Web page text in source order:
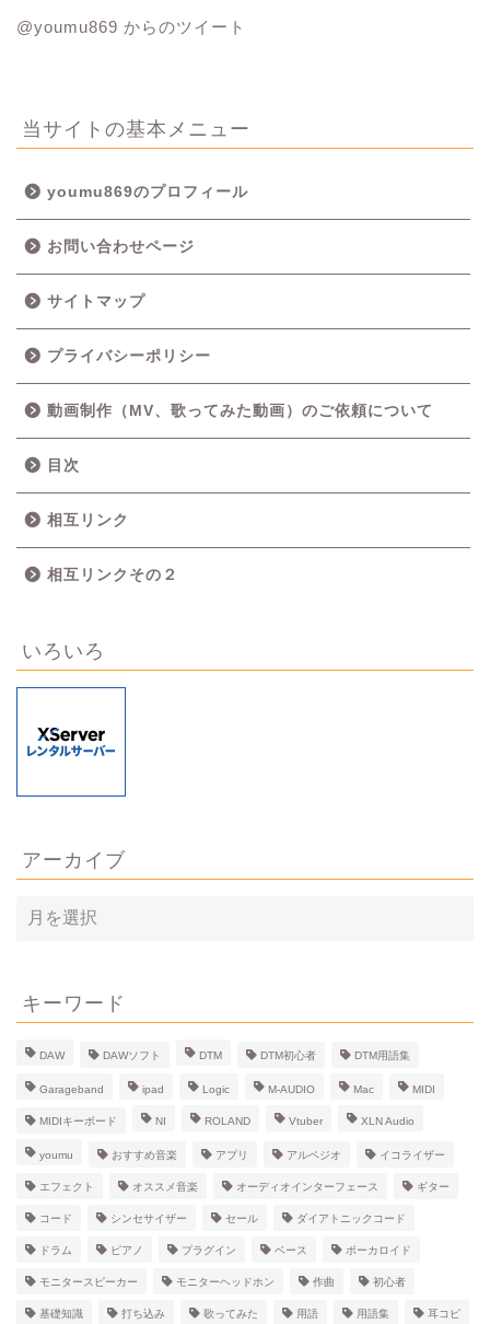
@youmu869 からのツイート
当サイトの基本メニュー
youmu869のプロフィール
お問い合わせページ
サイトマップ
プライバシーポリシー
動画制作（MV、歌ってみた動画）のご依頼について
目次
相互リンク
相互リンクその２
いろいろ
アーカイブ
ア
ー
ブ
キーワード
DAW DAWソフト DTM DTM初心者 DTM用語集
Garageband ipad Logic M-AUDIO Mac MIDI
MIDIキーボード NI ROLAND Vtuber XLN Audio
youmu おすすめ音楽 アプリ アルペジオ イコライザー
エフェクト オススメ音楽 オーディオインターフェース ギター
コード シンセサイザー セール ダイアトニックコード
ドラム ピアノ プラグイン ベース ボーカロイド
モニタースピーカー モニターヘッドホン 作曲 初心者
基礎知識 打ち込み 歌ってみた 用語 用語集 耳コピ